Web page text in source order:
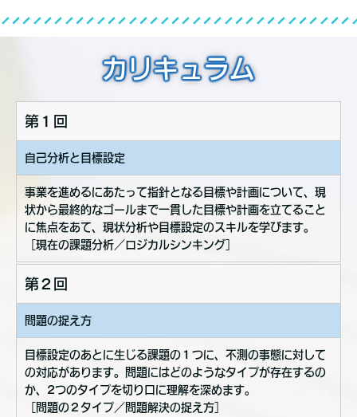
カリキュラム
第１回
自己分析と目標設定
事業を進めるにあたって指針となる目標や計画について、現
状から最終的なゴールまで一貫した目標や計画を立てること
に焦点をあて、現状分析や目標設定のスキルを学びます。
［現在の課題分析／ロジカルシンキング］
第２回
問題の捉え方
目標設定のあとに生じる課題の１つに、不測の事態に対して
の対応があります。問題にはどのようなタイプが存在するの
か、2つのタイプを切り口に理解を深めます。
［問題の２タイプ／問題解決の捉え方］